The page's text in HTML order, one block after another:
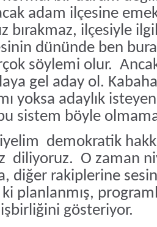
adam ilçesine
bırakmaz, ilçesiyle
dününde ben
söylemi olur.
gel aday ol.
yoksa adaylık
sistem böyle
demokratik
diliyoruz. O zaman
diğer rakiplerine
planlanmış,
işbirliğini gösteriyor.